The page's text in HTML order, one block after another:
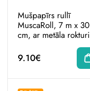
Mušpapīrs rullī
MuscaRoll, 7 m x 30
cm, ar metāla rokturi
9.10€